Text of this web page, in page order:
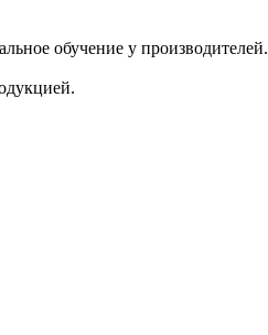
обучение у производителей.